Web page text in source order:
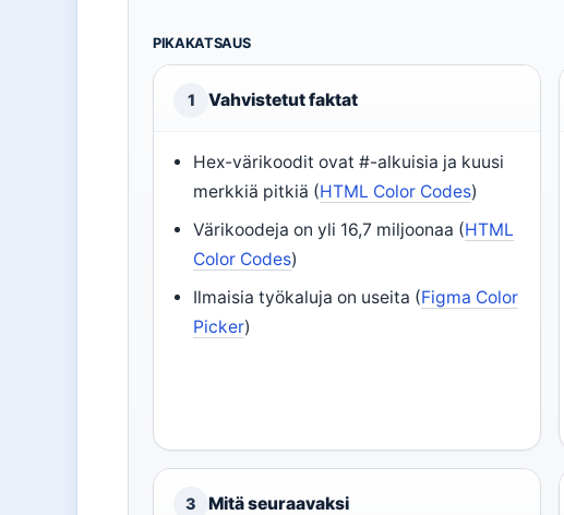
PIKAKATSAUS
1 Vahvistetut faktat
Hex-värikoodit ovat #-alkuisia ja kuusi
merkkiä pitkiä (HTML Color Codes)
Värikoodeja on yli 16,7 miljoonaa (HTML
Color Codes)
Ilmaisia työkaluja on useita (Figma Color
Picker)
3 Mitä seuraavaksi